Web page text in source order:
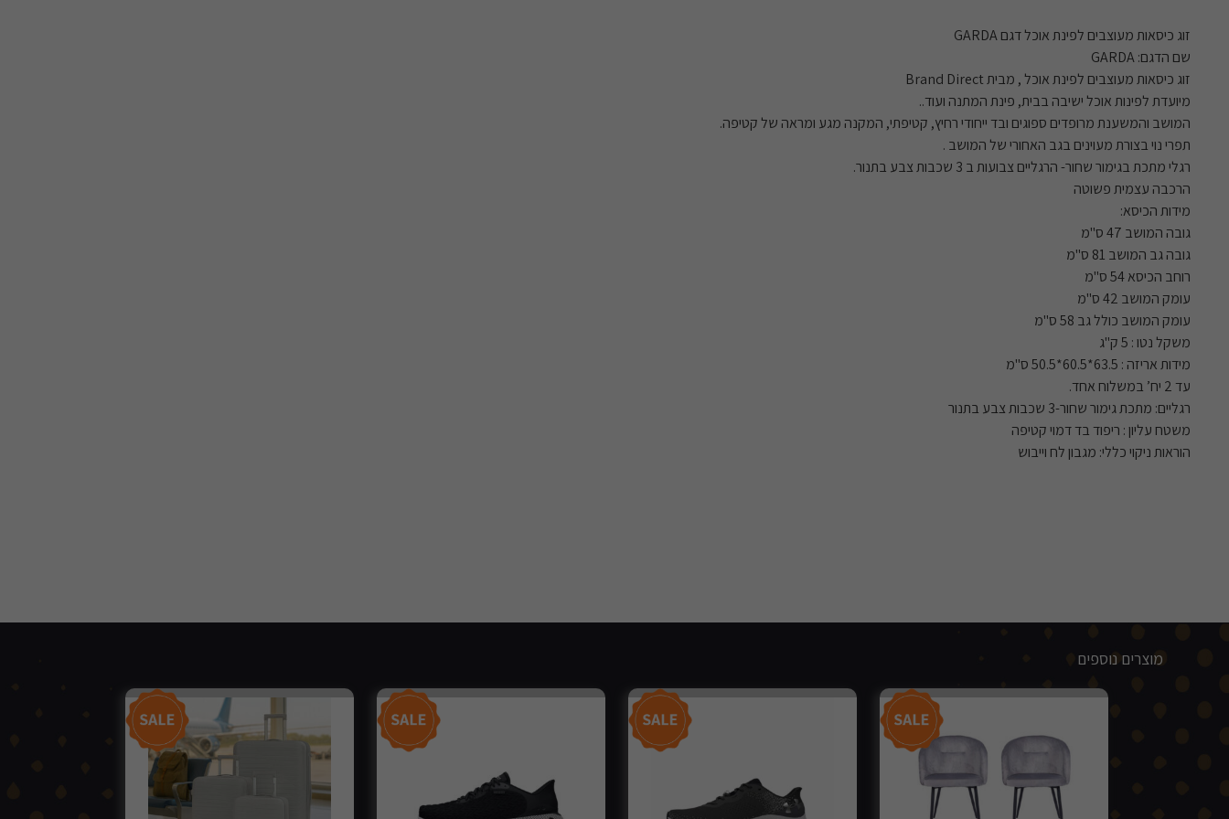
זוג כיסאות מעוצבים לפינת אוכל דגם GARDA
שם הדגם: GARDA
זוג כיסאות מעוצבים לפינת אוכל , מבית Brand Direct
מיועדת לפינות אוכל ישיבה בבית, פינת המתנה ועוד..
המושב והמשענת מרופדים ספוגים ובד ייחודי רחיץ, קטיפתי, המקנה מגע ומראה של קטיפה.
תפרי נוי בצורת מעוינים בגב האחורי של המושב .
רגלי מתכת בגימור שחור- הרגליים צבועות ב 3 שכבות צבע בתנור.
הרכבה עצמית פשוטה
מידות הכיסא:
גובה המושב 47 ס"מ
גובה גב המושב 81 ס"מ
רוחב הכיסא 54 ס"מ
עומק המושב 42 ס"מ
עומק המושב כולל גב 58 ס"מ
משקל נטו : 5 ק"ג
מידות אריזה : 63.5*60.5*50.5 ס"מ
עד 2 יח’ במשלוח אחד.
רגליים: מתכת גימור שחור-3 שכבות צבע בתנור
משטח עליון : ריפוד בד דמוי קטיפה
הוראות ניקוי כללי: מגבון לח וייבוש
מוצרים נוספים